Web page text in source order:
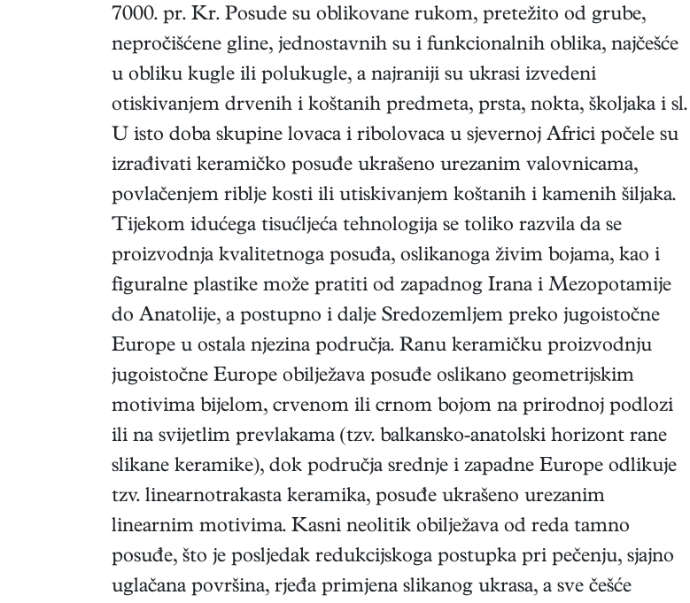
7000. pr. Kr. Posude su oblikovane rukom, pretežito od grube,
nepročišćene gline, jednostavnih su i funkcionalnih oblika, najčešće
u obliku kugle ili polukugle, a najraniji su ukrasi izvedeni
otiskivanjem drvenih i koštanih predmeta, prsta, nokta, školjaka i sl.
U isto doba skupine lovaca i ribolovaca u sjevernoj Africi počele su
izrađivati keramičko posuđe ukrašeno urezanim valovnicama,
povlačenjem riblje kosti ili utiskivanjem koštanih i kamenih šiljaka.
Tijekom idućega tisućljeća tehnologija se toliko razvila da se
proizvodnja kvalitetnoga posuđa, oslikanoga živim bojama, kao i
figuralne plastike može pratiti od zapadnog Irana i Mezopotamije
do Anatolije, a postupno i dalje Sredozemljem preko jugoistočne
Europe u ostala njezina područja. Ranu keramičku proizvodnju
jugoistočne Europe obilježava posuđe oslikano geometrijskim
motivima bijelom, crvenom ili crnom bojom na prirodnoj podlozi
ili na svijetlim prevlakama (tzv. balkansko-anatolski horizont rane
slikane keramike), dok područja srednje i zapadne Europe odlikuje
tzv. linearnotrakasta keramika, posuđe ukrašeno urezanim
linearnim motivima. Kasni neolitik obilježava od reda tamno
posuđe, što je posljedak redukcijskoga postupka pri pečenju, sjajno
uglačana površina, rjeđa primjena slikanog ukrasa, a sve češće